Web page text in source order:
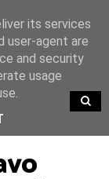
its services
user-agent are
and security
usage